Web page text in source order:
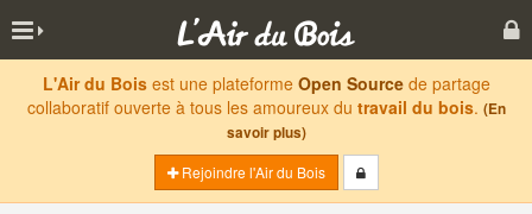
L'Air du Boisest une plateforme Open Sourcede partage
collaboratif ouverte à tous les amoureux du travail du bois. (En
savoir plus)
Rejoindre l'Air du Bois